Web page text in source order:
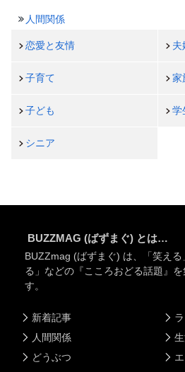
人間関係
恋愛と友情 夫
子育て 家
子ども 学
シニア
BUZZMAG (ばずまぐ) とは…
BUZZmag (ばずまぐ) は、「笑え
る」などの『こころおどる話題』
す。
新着記事
人間関係
どうぶつ